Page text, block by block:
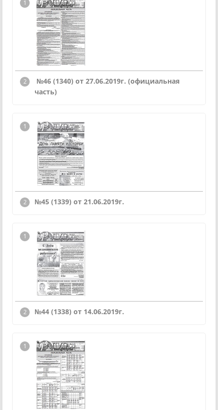
№46 (1340) от 27.06.2019г. (официальная
часть)
№45 (1339) от 21.06.2019г.
№44 (1338) от 14.06.2019г.